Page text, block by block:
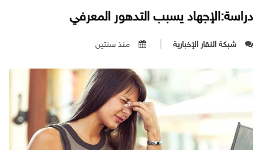
دراسة:الإجهاد يسبب التدهور المعرفي
شبكة النقار الإخبارية منذ سنتين